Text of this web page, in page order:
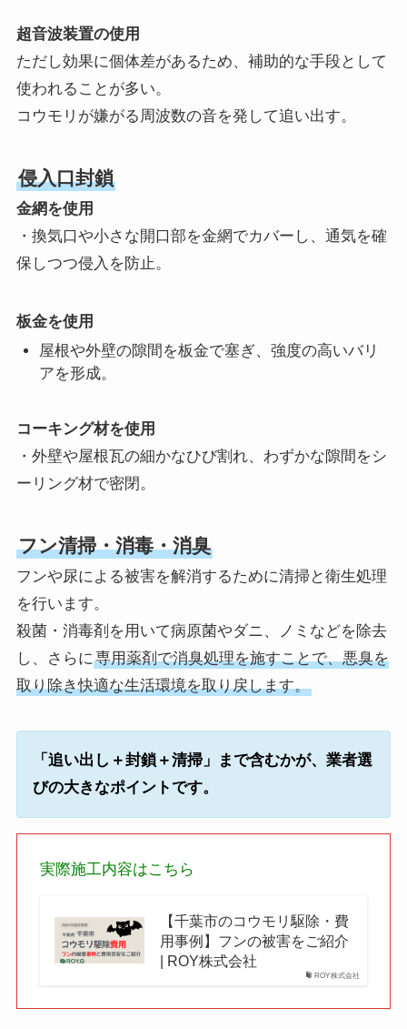
超音波装置の使用
ただし効果に個体差があるため、補助的な手段として
使われることが多い。
コウモリが嫌がる周波数の音を発して追い出す。
侵入口封鎖
金網を使用
・換気口や小さな開口部を金網でカバーし、通気を確
保しつつ侵入を防止。
板金を使用
屋根や外壁の隙間を板金で塞ぎ、強度の高いバリ
アを形成。
コーキング材を使用
・外壁や屋根瓦の細かなひび割れ、わずかな隙間をシ
ーリング材で密閉。
フン清掃・消毒・消臭
フンや尿による被害を解消するために清掃と衛生処理
を行います。
殺菌・消毒剤を用いて病原菌やダニ、ノミなどを除去
し、さらに専用薬剤で消臭処理を施すことで、悪臭を
取り除き快適な生活環境を取り戻します。
「追い出し＋封鎖＋清掃」まで含むかが、業者選
びの大きなポイントです。
実際施工内容はこちら
ROY株式会社
【千葉市のコウモリ駆除・費
用事例】フンの被害をご紹介
| ROY株式会社